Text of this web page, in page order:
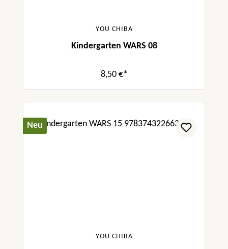
YOU CHIBA
Kindergarten WARS 08
8,50 €*
Neu
YOU CHIBA